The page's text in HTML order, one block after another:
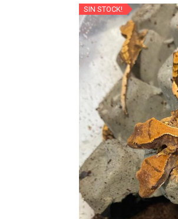
SIN STOCK!